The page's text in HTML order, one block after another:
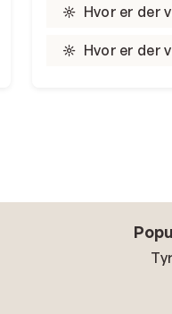
Hvor er der
Hvor er der